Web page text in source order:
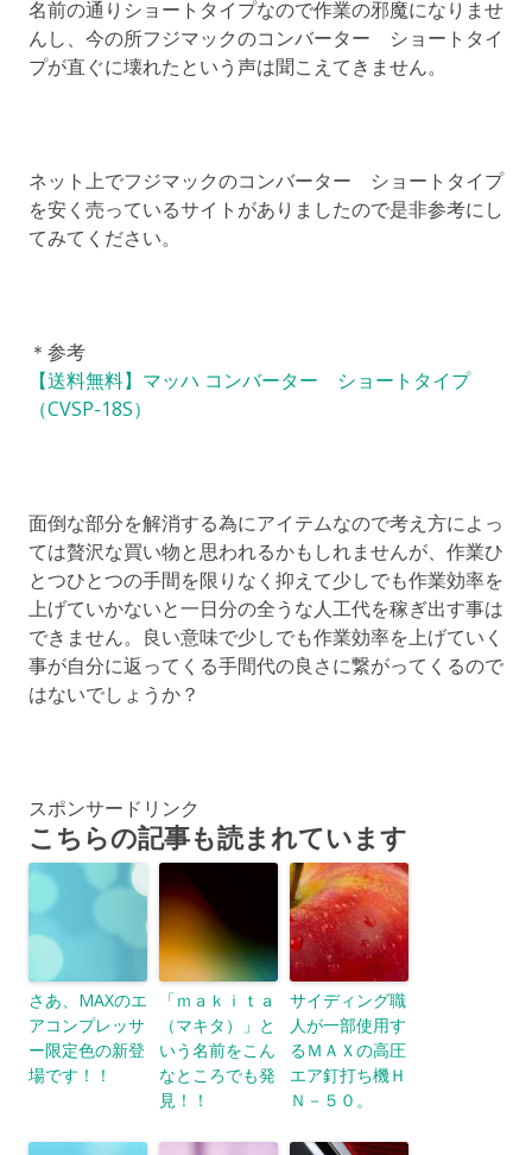
名前の通りショートタイプなので作業の邪魔になりませ
んし、今の所フジマックのコンバーター ショートタイ
プが直ぐに壊れたという声は聞こえてきません。
ネット上でフジマックのコンバーター ショートタイプ
を安く売っているサイトがありましたので是非参考にし
てみてください。
＊参考
【送料無料】マッハ コンバーター ショートタイプ
（CVSP-18S）
面倒な部分を解消する為にアイテムなので考え方によっ
ては贅沢な買い物と思われるかもしれませんが、作業ひ
とつひとつの手間を限りなく抑えて少しでも作業効率を
上げていかないと一日分の全うな人工代を稼ぎ出す事は
できません。良い意味で少しでも作業効率を上げていく
事が自分に返ってくる手間代の良さに繋がってくるので
はないでしょうか？
スポンサードリンク
こちらの記事も読まれています
さあ、MAXのエ
アコンプレッサ
ー限定色の新登
場です！！
「ｍａｋｉｔａ
（マキタ）」と
いう名前をこん
なところでも発
見！！
サイディング職
人が一部使用す
るＭＡＸの高圧
エア釘打ち機Ｈ
Ｎ－５０。